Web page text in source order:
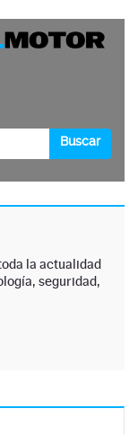
la actualidad
seguridad,